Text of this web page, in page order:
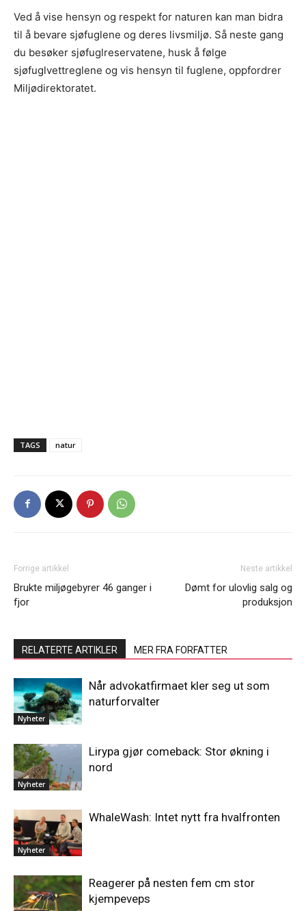
Ved å vise hensyn og respekt for naturen kan man bidra
til å bevare sjøfuglene og deres livsmiljø. Så neste gang
du besøker sjøfuglreservatene, husk å følge
sjøfuglvettreglene og vis hensyn til fuglene, oppfordrer
Miljødirektoratet.
TAGS natur
Forrige artikkel
Brukte miljøgebyrer 46 ganger i
fjor
Neste artikkel
Dømt for ulovlig salg og
produksjon
RELATERTE ARTIKLER MER FRA FORFATTER
Nyheter
Når advokatfirmaet kler seg ut som
naturforvalter
Nyheter
Lirypa gjør comeback: Stor økning i
nord
Nyheter
WhaleWash: Intet nytt fra hvalfronten
Reagerer på nesten fem cm stor
kjempeveps